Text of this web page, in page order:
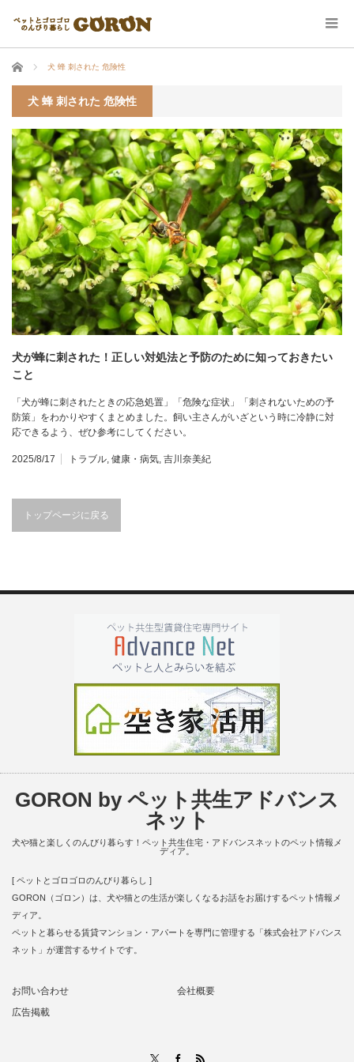
ホーム 犬 蜂 刺された 危険性
犬 蜂 刺された 危険性
犬が蜂に刺された！正しい対処法と予防のために知っておきたい
こと
「犬が蜂に刺されたときの応急処置」「危険な症状」「刺されないための予
防策」をわかりやすくまとめました。飼い主さんがいざという時に冷静に対
応できるよう、ぜひ参考にしてください。
2025/8/17 トラブル, 健康・病気, 吉川奈美紀
トップページに戻る
GORON by ペット共生アドバンス
ネット
犬や猫と楽しくのんびり暮らす！ペット共生住宅・アドバンスネットのペット情報メ
ディア。
[ ペットとゴロゴロのんびり暮らし ]
GORON（ゴロン）は、犬や猫との生活が楽しくなるお話をお届けするペット情報メ
ディア。
ペットと暮らせる賃貸マンション・アパートを専門に管理する「株式会社アドバンス
ネット」が運営するサイトです。
お問い合わせ
会社概要
広告掲載
Facebook